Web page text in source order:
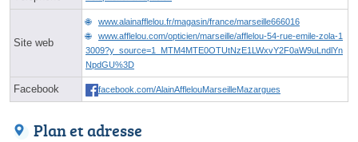
Site web
www.alainafflelou.fr/magasin/france/marseille666016
www.afflelou.com/opticien/marseille/afflelou-54-rue-emile-zola-1
3009?y_source=1_MTM4MTE0OTUtNzE1LWxvY2F0aW9uLndlYn
NpdGU%3D
Facebook facebook.com/AlainAfflelouMarseilleMazargues
Plan et adresse